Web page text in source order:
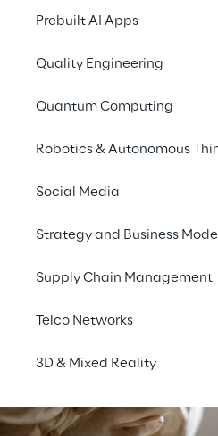
Prebuilt AI Apps
Quality Engineering
Quantum Computing
Robotics & Autonomous
Social Media
Strategy and Business
Supply Chain Management
Telco Networks
3D & Mixed Reality